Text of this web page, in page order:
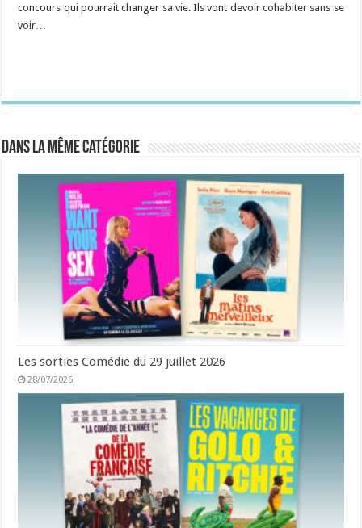
concours qui pourrait changer sa vie. Ils vont devoir cohabiter sans se
voir…
Dans la même catégorie
Les sorties Comédie du 29 juillet 2026
28/07/2026